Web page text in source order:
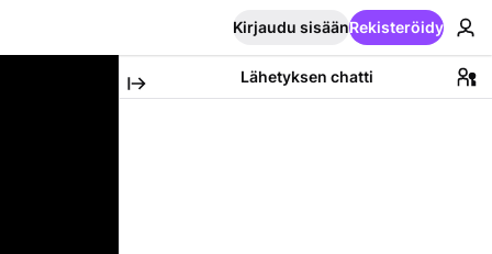
Kirjaudu sisäänRekisteröidy
Lähetyksen chatti